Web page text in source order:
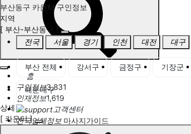
홈
구인정보3,831
인재정보1,619
고객센터
전국업체정보 마사지가이드
부산동구 카운터 구인정보
지역
[ 부산-부산동구 ]
전국
서울 경기 인천 대전 대구
부산 전체 강서구 금정구 기장군
해운대구
상세
[ 카운터 ]